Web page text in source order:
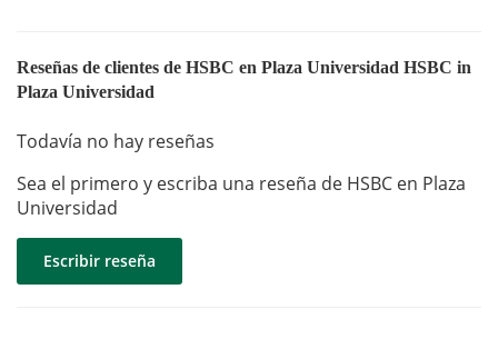
Reseñas de clientes de HSBC en Plaza Universidad HSBC in
Plaza Universidad
Todavía no hay reseñas
Sea el primero y escriba una reseña de HSBC en Plaza
Universidad
Escribir reseña